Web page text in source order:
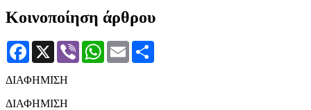
Κοινοποίηση άρθρου
Facebook
X Viber WhatsApp
Email
ΔΙΑΦΗΜΙΣΗ
ΔΙΑΦΗΜΙΣΗ